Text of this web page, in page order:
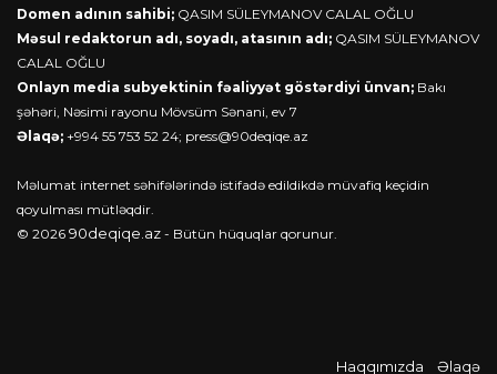
Domen adının sahibi; QASIM SÜLEYMANOV CALAL OĞLU
Məsul redaktorun adı, soyadı, atasının adı; QASIM SÜLEYMANOV
CALAL OĞLU
Onlayn media subyektinin fəaliyyət göstərdiyi ünvan; Bakı
şəhəri, Nəsimi rayonu Mövsüm Sənani, ev 7
Əlaqə; +994 55 753 52 24; press@90deqiqe.az
Məlumat internet səhifələrində istifadə edildikdə müvafiq keçidin
qoyulması mütləqdir.
© 2026 90deqiqe.az - Bütün hüquqlar qorunur.
Haqqımızda Əlaqə